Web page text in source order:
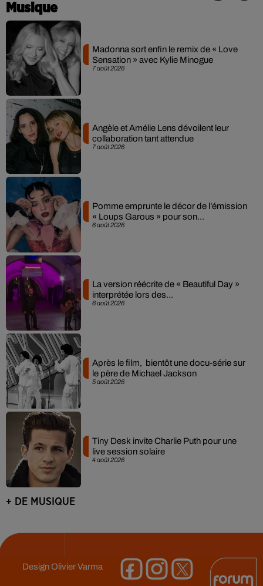
Musique
7 août 2026
Madonna sort enfin le remix de « Love
Sensation » avec Kylie Minogue
7 août 2026
Angèle et Amélie Lens dévoilent leur
collaboration tant attendue
6 août 2026
Pomme emprunte le décor de l’émission
« Loups Garous » pour son...
6 août 2026
La version réécrite de « Beautiful Day »
interprétée lors des...
5 août 2026
Après le film, bientôt une docu-série sur
le père de Michael Jackson
4 août 2026
Tiny Desk invite Charlie Puth pour une
live session solaire
+ DE MUSIQUE
DesignOlivier Varma